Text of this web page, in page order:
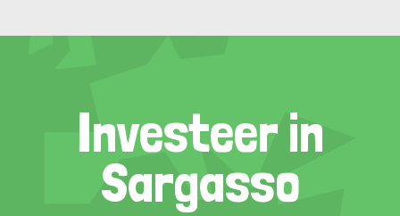
Investeer in
Sargasso